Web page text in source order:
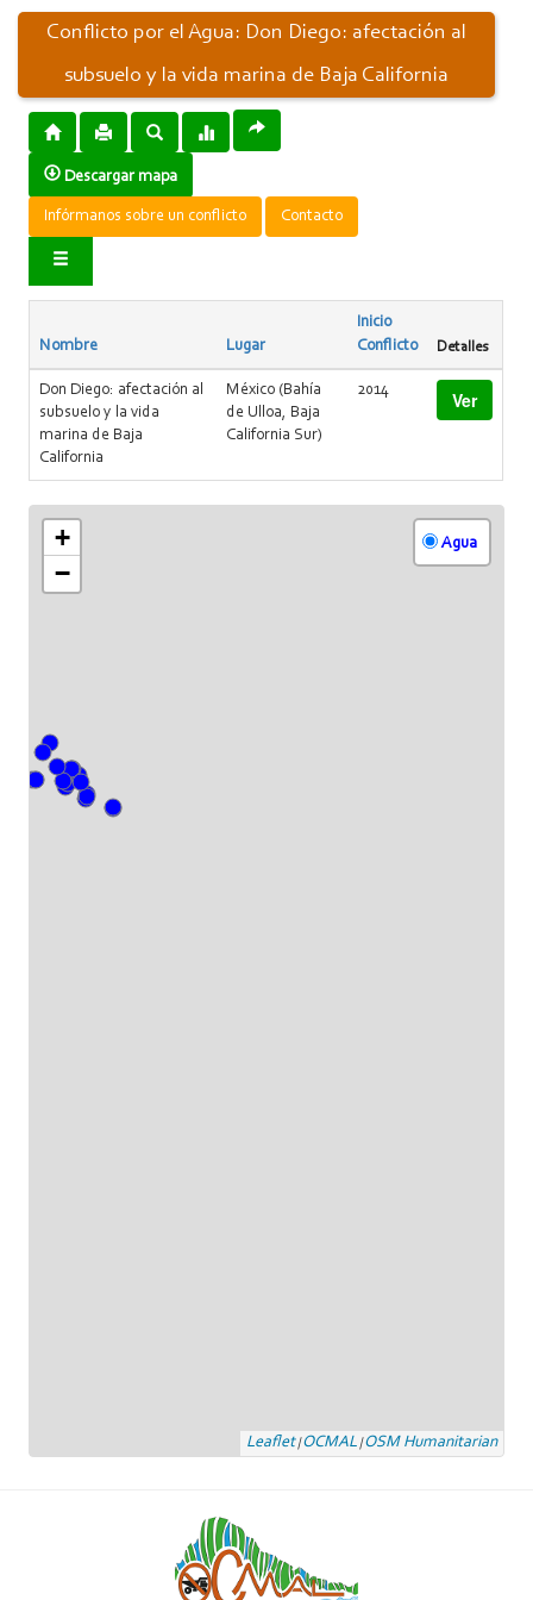
Conflicto por el Agua: Don Diego: afectación al
subsuelo y la vida marina de Baja California
Descargar mapa
Infórmanos sobre un conflicto Contacto
Nombre Lugar
Inicio
Conflicto
Detalles
Don Diego: afectación al
subsuelo y la vida
marina de Baja
California
México (Bahía
de Ulloa, Baja
California Sur)
2014 Ver
+
−
Agua
Leaflet|OCMAL|OSM Humanitarian